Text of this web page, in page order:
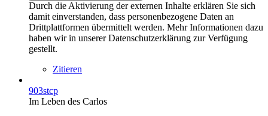
Durch die Aktivierung der externen Inhalte erklären Sie sich
damit einverstanden, dass personenbezogene Daten an
Drittplattformen übermittelt werden. Mehr Informationen dazu
haben wir in unserer Datenschutzerklärung zur Verfügung
gestellt.
Zitieren
903stcp
Im Leben des Carlos